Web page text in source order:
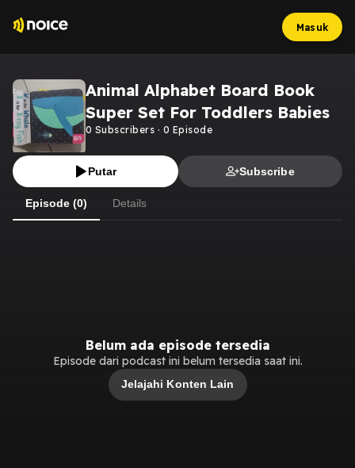
Masuk
Animal Alphabet Board Book
Super Set For Toddlers Babies
0 Subscribers · 0 Episode
Putar Subscribe
Episode (0) Details
Belum ada episode tersedia
Episode dari podcast ini belum tersedia saat ini.
Jelajahi Konten Lain